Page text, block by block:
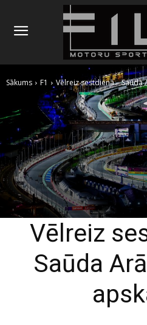
Sākums F1 Vēlreiz sestdienā – Saūda
Vēlreiz
Saūda